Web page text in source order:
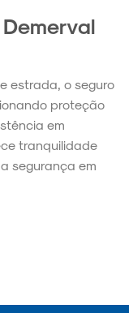
estrada, o seguro
proteção
em
tranquilidade
segurança em